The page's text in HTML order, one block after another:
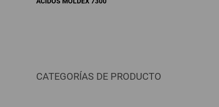
CATEGORÍAS DE PRODUCTO